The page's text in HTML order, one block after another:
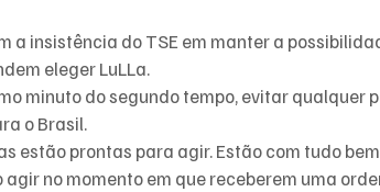
a insistência do TSE em manter a
eleger LuLLa.
minuto do segundo tempo, evitar qualquer
o Brasil.
estão prontas para agir. Estão com tudo
agir no momento em que receberem uma